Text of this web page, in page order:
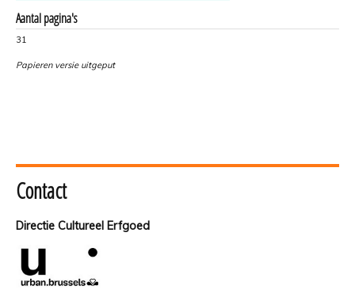
Aantal pagina's
31
Papieren versie uitgeput
Contact
Directie Cultureel Erfgoed